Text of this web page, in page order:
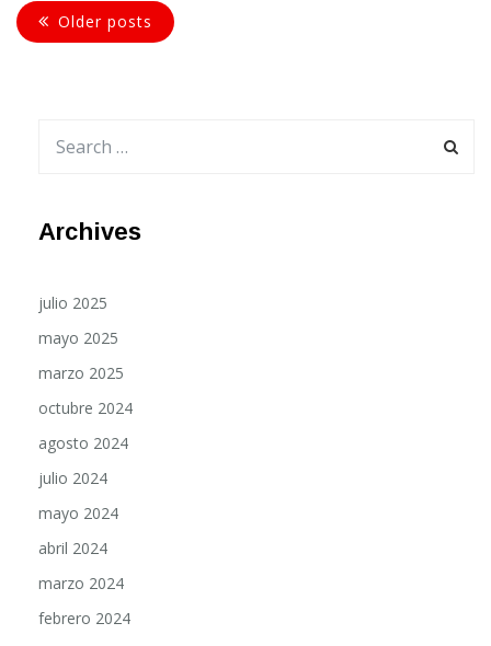
Older posts
Archives
julio 2025
mayo 2025
marzo 2025
octubre 2024
agosto 2024
julio 2024
mayo 2024
abril 2024
marzo 2024
febrero 2024